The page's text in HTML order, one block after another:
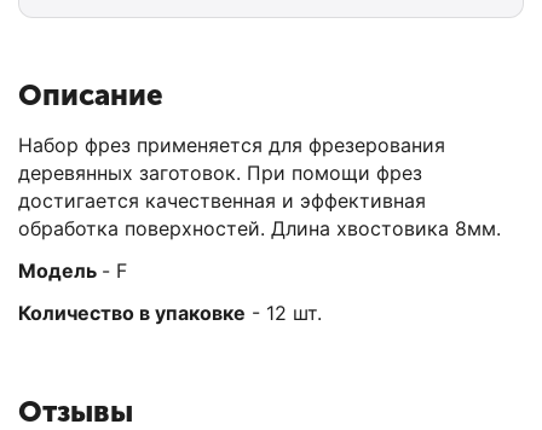
Описание
Набор фрез применяется для фрезерования
деревянных заготовок. При помощи фрез
достигается качественная и эффективная
обработка поверхностей. Длина хвостовика 8мм.
Модель - F
Количество в упаковке - 12 шт.
Отзывы